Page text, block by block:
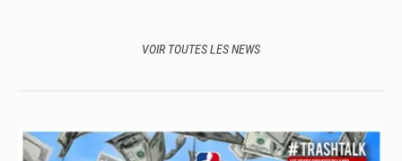
VOIR TOUTES LES NEWS